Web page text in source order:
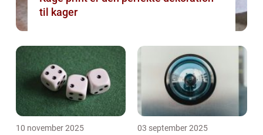
til kager
10 november 2025 03 september 2025